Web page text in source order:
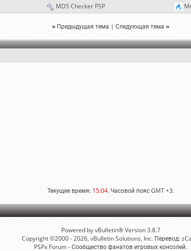
MD5 Checker PSP
« Предыдущая тема | Следующая тема »
Текущее время: 15:04. Часовой пояс GMT +3.
Powered by vBulletin® Version 3.8.7
Copyright ©2000 - 2026, vBulletin Solutions, Inc. Перевод:
PSPx Forum - Сообщество фанатов игровых консолей.